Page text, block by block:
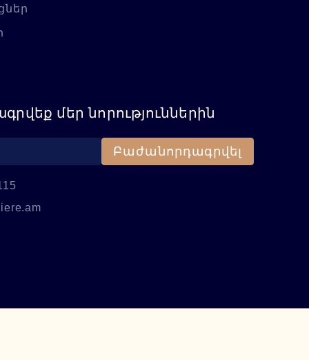
մեր նորություններին
Բաժանորդագրվել